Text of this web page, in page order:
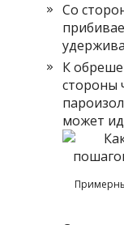
Со
К
стороны
может